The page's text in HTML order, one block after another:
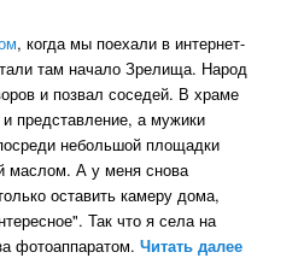
, когда мы поехали в интернет-
там начало Зрелища. Народ
и позвал соседей. В храме
представление, а мужики
небольшой площадки
маслом. А у меня снова
оставить камеру дома,
Так что я села на
фотоаппаратом.Читать далее